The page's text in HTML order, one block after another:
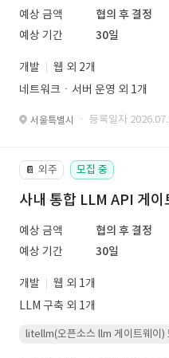
예상 금액
협의 후 결정
예상 기간
30일
개발
웹 외 2개
네트워크ㆍ서버 운영 외 1개
서울특별시 · 등록일자
📔 외주 모집 중
사내 통합 LLM API 게이
예상 금액
협의 후 결정
예상 기간
30일
개발
웹 외 1개
LLM 구축 외 1개
litellm(오픈소스 llm 게이트웨이)